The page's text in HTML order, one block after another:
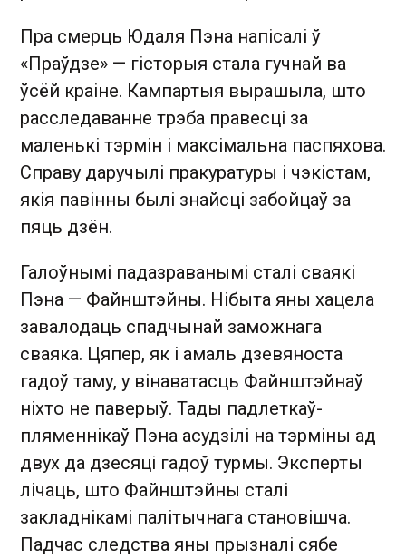
Пра смерць Юдаля Пэна напісалі ў
«Праўдзе» — гісторыя стала гучнай ва
ўсёй краіне. Кампартыя вырашыла, што
расследаванне трэба правесці за
маленькі тэрмін і максімальна паспяхова.
Справу даручылі пракуратуры і чэкістам,
якія павінны былі знайсці забойцаў за
пяць дзён.
Галоўнымі падазраванымі сталі сваякі
Пэна — Файнштэйны. Нібыта яны хацела
завалодаць спадчынай заможнага
сваяка. Цяпер, як і амаль дзевяноста
гадоў таму, у вінаватасць Файнштэйнаў
ніхто не паверыў. Тады падлеткаў-
пляменнікаў Пэна асудзілі на тэрміны ад
двух да дзесяці гадоў турмы. Эксперты
лічаць, што Файнштэйны сталі
закладнікамі палітычнага становішча.
Падчас следства яны прызналі сябе